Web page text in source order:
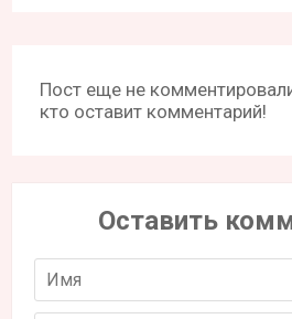
Пост еще не
кто оставит комментарий!
Оставить